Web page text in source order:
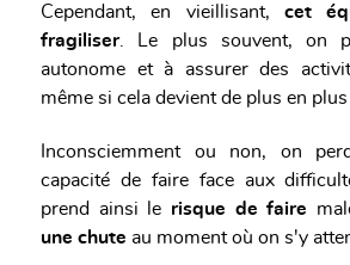
Cependant, en vieillisant, cet
fragiliser. Le plus souvent, on
autonome et à assurer des
même si cela devient de plus en
Inconsciemment ou non, on
capacité de faire face aux
prend ainsi le risque de faire
une chute au moment où on s'y